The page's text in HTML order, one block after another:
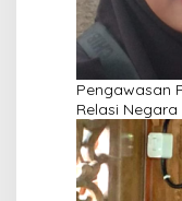
Pengawasan
Relasi